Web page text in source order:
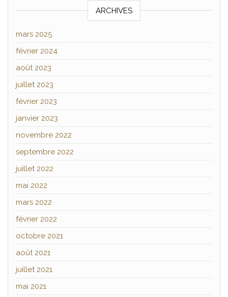
ARCHIVES
mars 2025
février 2024
août 2023
juillet 2023
février 2023
janvier 2023
novembre 2022
septembre 2022
juillet 2022
mai 2022
mars 2022
février 2022
octobre 2021
août 2021
juillet 2021
mai 2021